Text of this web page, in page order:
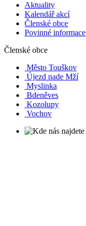
Aktuality
Kalendář akcí
Členské obce
Povinné informace
Členské obce
Město Touškov
Újezd nade Mží
Myslinka
Bdeněves
Kozolupy
Vochov